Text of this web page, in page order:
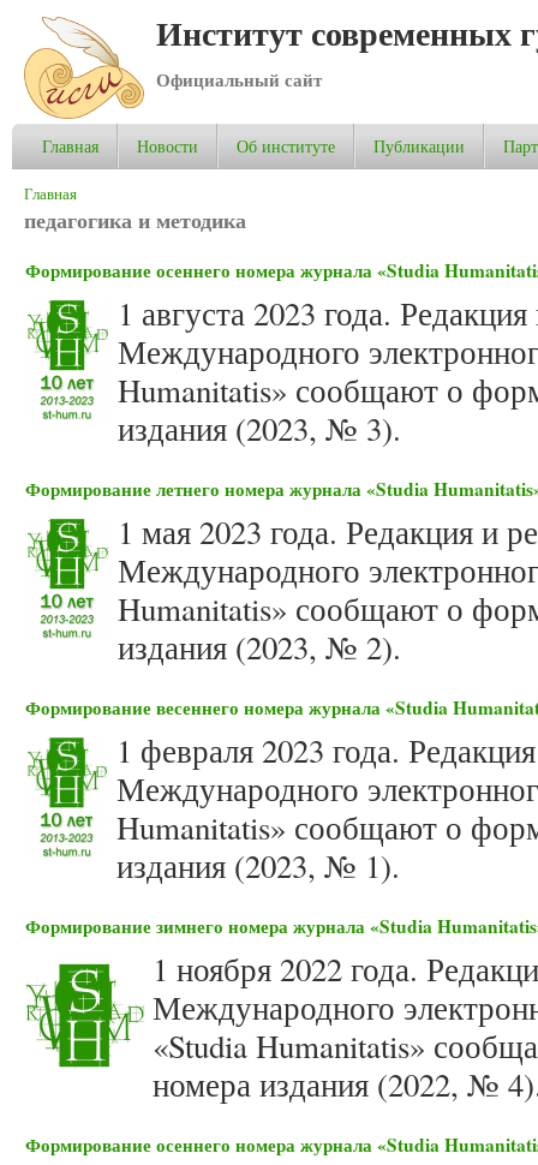
Институт современных
Официальный сайт
Главная Новости Об институте Публикации
Вы здесь
Главная
педагогика и методика
Формирование осеннего номера журнала «Studia
1 августа 2023 года.
Международного
Humanitatis» сообщают о
издания (2023, № 3).
Формирование летнего номера журнала «Studia
1 мая 2023 года. Редакция и
Международного
Humanitatis» сообщают о
издания (2023, № 2).
Формирование весеннего номера журнала «Studia
1 февраля 2023 года.
Международного
Humanitatis» сообщают о
издания (2023, № 1).
Формирование зимнего номера журнала «Studia
1 ноября 2022 года.
Международного
«Studia Humanitatis»
номера издания (2022, №
Формирование осеннего номера журнала «Studia